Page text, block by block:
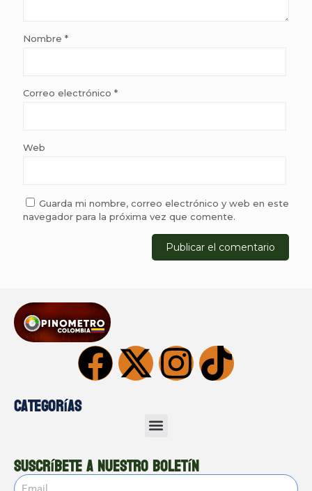
Nombre *
Correo electrónico *
Web
Guarda mi nombre, correo electrónico y web en este
navegador para la próxima vez que comente.
Categorías
Suscríbete a nuestro boletín